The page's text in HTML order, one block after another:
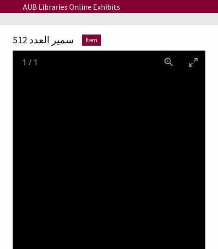
Skip to main content
AUB Libraries Online Exhibits
سمير العدد 512 Item
1 / 1